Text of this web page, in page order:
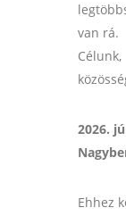
van rá.
2026.
Ehhez